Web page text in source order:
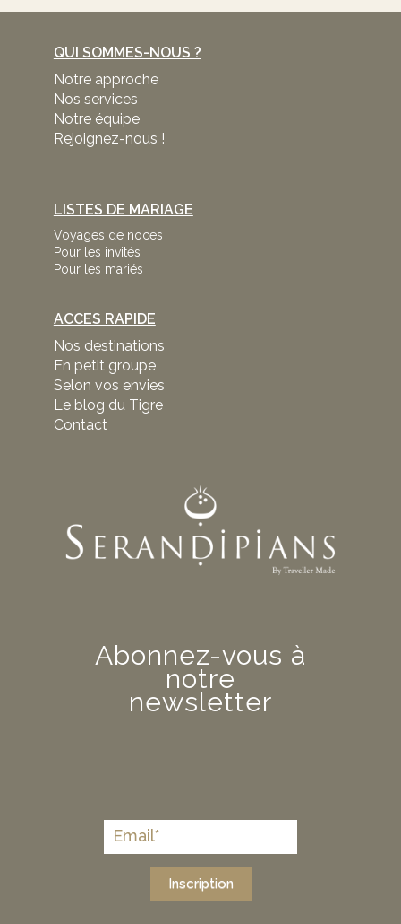
QUI SOMMES-NOUS ?
Notre approche
Nos services
Notre équipe
Rejoignez-nous !
LISTES DE MARIAGE
Voyages de noces
Pour les invités
Pour les mariés
ACCES RAPIDE
Nos destinations
En petit groupe
Selon vos envies
Le blog du Tigre
Contact
Abonnez-vous à
notre
newsletter
Inscription